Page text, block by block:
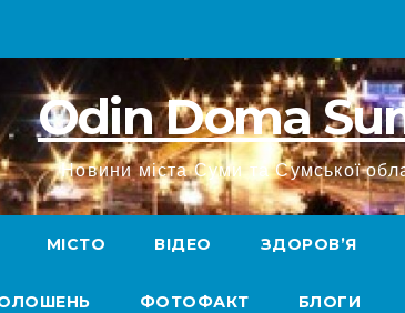
Odin Doma
Новини міста Суми та Сумської
МІСТО ВІДЕО ЗДОРОВ’Я
ФОТОФАКТ БЛОГИ